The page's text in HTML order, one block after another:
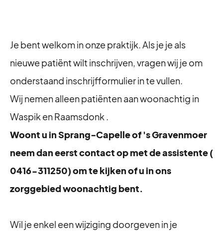
Je bent welkom in onze praktijk. Als je je als
nieuwe patiënt wilt inschrijven, vragen wij je om
onderstaand inschrijfformulier in te vullen.
Wij nemen alleen patiënten aan woonachtig in
Waspik en Raamsdonk .
Woont u in Sprang-Capelle of 's Gravenmoer
neem dan eerst contact op met de assistente (
0416-311250) om te kijken of u in ons
zorggebied woonachtig bent.
Wil je enkel een wijziging doorgeven in je